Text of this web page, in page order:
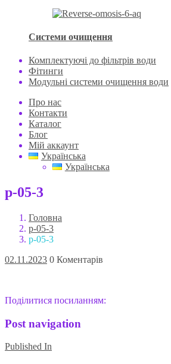
Системи очищення
Комплектуючі до фільтрів води
Фітинги
Модульні системи очищення води
Про нас
Контакти
Каталог
Блог
Мій аккаунт
Українська
Українська
p-05-3
Головна
p-05-3
p-05-3
02.11.2023 0 Коментарів
Поділитися посиланням:
Post navigation
Published In